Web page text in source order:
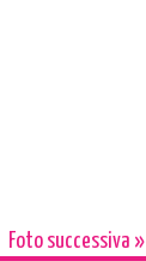
Foto successiva »